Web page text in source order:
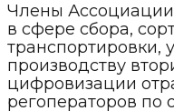
Члены
в сфере сбора,
транспортировки,
производству
цифровизации
регоператоров